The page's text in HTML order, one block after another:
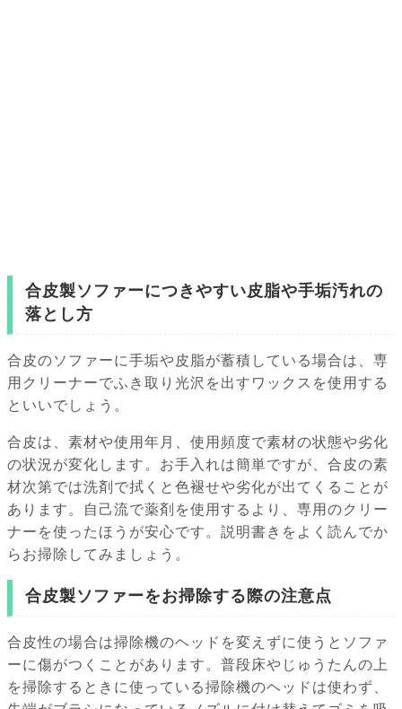
合皮製ソファーにつきやすい皮脂や手垢汚れの
落とし方
合皮のソファーに手垢や皮脂が蓄積している場合は、専
用クリーナーでふき取り光沢を出すワックスを使用する
といいでしょう。
合皮は、素材や使用年月、使用頻度で素材の状態や劣化
の状況が変化します。お手入れは簡単ですが、合皮の素
材次第では洗剤で拭くと色褪せや劣化が出てくることが
あります。自己流で薬剤を使用するより、専用のクリー
ナーを使ったほうが安心です。説明書きをよく読んでか
らお掃除してみましょう。
合皮製ソファーをお掃除する際の注意点
合皮性の場合は掃除機のヘッドを変えずに使うとソファ
ーに傷がつくことがあります。普段床やじゅうたんの上
を掃除するときに使っている掃除機のヘッドは使わず、